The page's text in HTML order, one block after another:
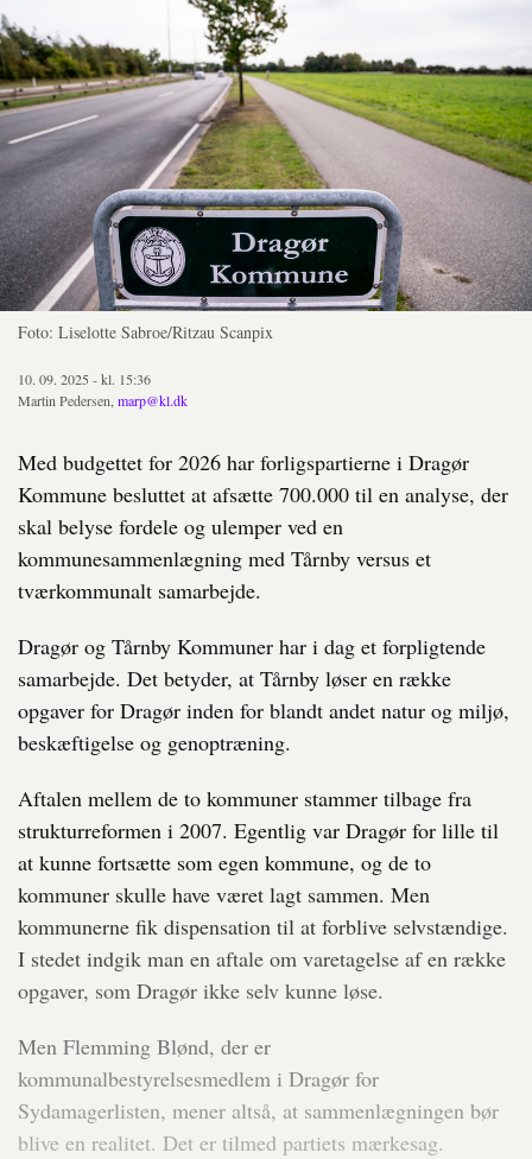
Foto: Liselotte Sabroe/Ritzau Scanpix
10. 09. 2025 - kl. 15:36
Martin Pedersen, marp@kl.dk
Med budgettet for 2026 har forligspartierne i Dragør
Kommune besluttet at afsætte 700.000 til en analyse, der
skal belyse fordele og ulemper ved en
kommunesammenlægning med Tårnby versus et
tværkommunalt samarbejde.
Dragør og Tårnby Kommuner har i dag et forpligtende
samarbejde. Det betyder, at Tårnby løser en række
opgaver for Dragør inden for blandt andet natur og miljø,
beskæftigelse og genoptræning.
Aftalen mellem de to kommuner stammer tilbage fra
strukturreformen i 2007. Egentlig var Dragør for lille til
at kunne fortsætte som egen kommune, og de to
kommuner skulle have været lagt sammen. Men
kommunerne fik dispensation til at forblive selvstændige.
I stedet indgik man en aftale om varetagelse af en række
opgaver, som Dragør ikke selv kunne løse.
Men Flemming Blønd, der er
kommunalbestyrelsesmedlem i Dragør for
Sydamagerlisten, mener altså, at sammenlægningen bør
blive en realitet. Det er tilmed partiets mærkesag.